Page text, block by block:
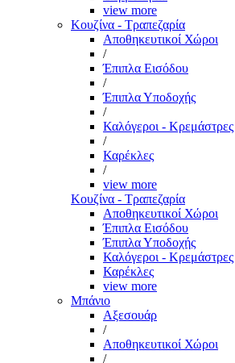
view more
Κουζίνα - Τραπεζαρία
Αποθηκευτικοί Χώροι
/
Έπιπλα Εισόδου
/
Έπιπλα Υποδοχής
/
Καλόγεροι - Κρεμάστρες
/
Καρέκλες
/
view more
Κουζίνα - Τραπεζαρία
Αποθηκευτικοί Χώροι
Έπιπλα Εισόδου
Έπιπλα Υποδοχής
Καλόγεροι - Κρεμάστρες
Καρέκλες
view more
Μπάνιο
Αξεσουάρ
/
Αποθηκευτικοί Χώροι
/